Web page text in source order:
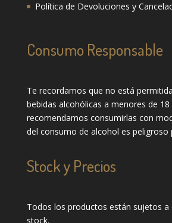
Política de Devoluciones y
Consumo Responsable
Te recordamos que no está
bebidas alcohólicas a menores de
recomendamos consumirlas con
del consumo de alcohol es peligroso
Stock y Precios
Todos los productos están sujetos a
stock.